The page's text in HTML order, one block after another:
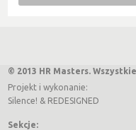
© 2013 HR Masters.
Projekt i wykonanie:
Silence! & REDESIGNED
Sekcje: